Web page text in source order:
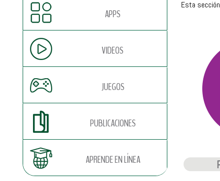
APPS
VIDEOS
JUEGOS
PUBLICACIONES
APRENDE EN LÍNEA
Esta